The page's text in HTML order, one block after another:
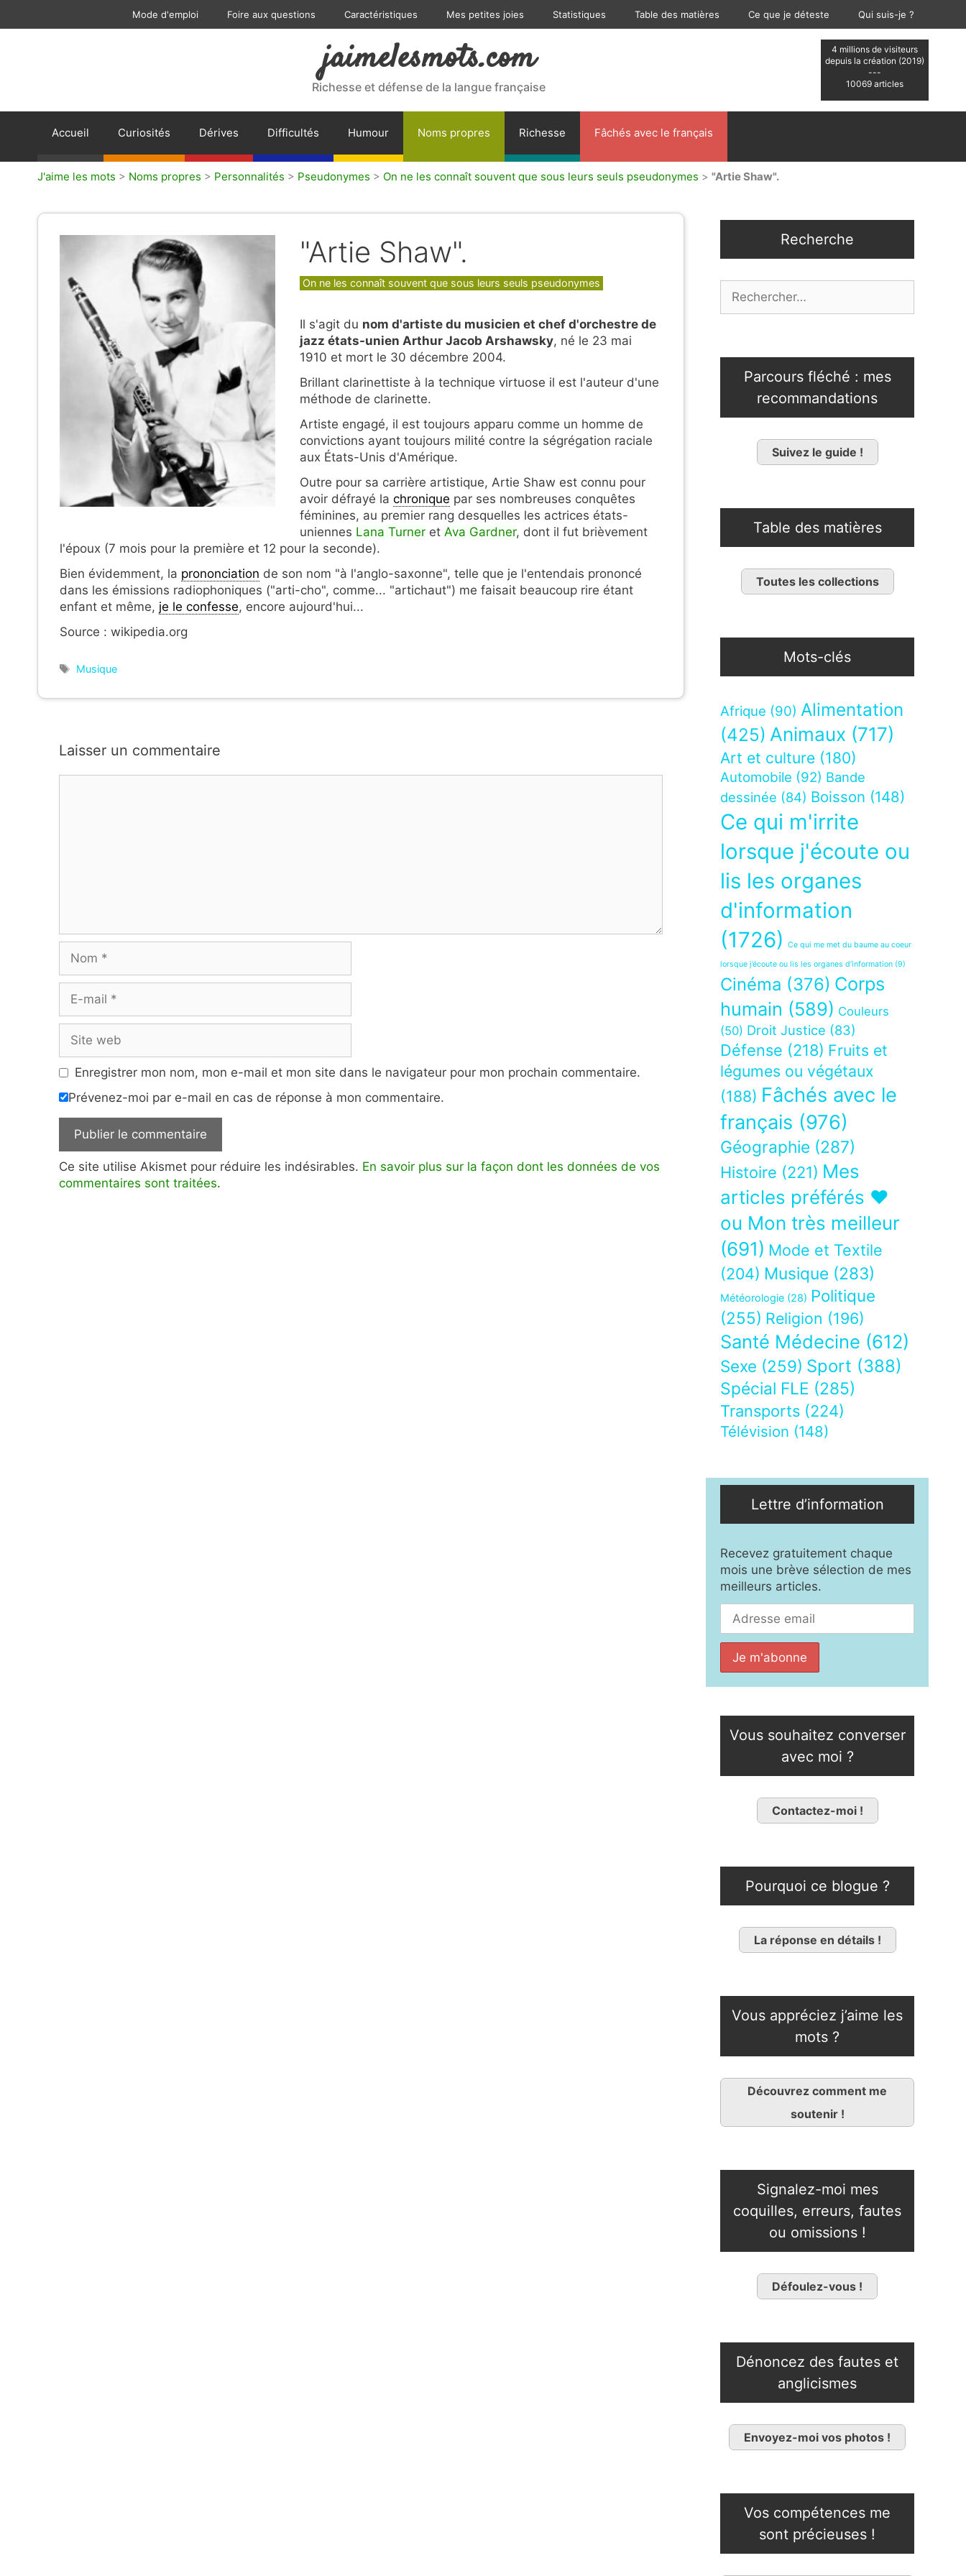
Mode d'emploi Foire aux questions Caractéristiques Mes petites joies Statistiques Table des matières Ce que je déteste Qui suis-je ?
4 millions de visiteurs
depuis la création (2019)
---
10069 articles
jaimelesmots.com
Richesse et défense de la langue française
Accueil Curiosités Dérives Difficultés Humour Noms propres Richesse Fâchés avec le français
J'aime les mots > Noms propres > Personnalités > Pseudonymes > On ne les connaît souvent que sous leurs seuls pseudonymes > "Artie Shaw".
"Artie Shaw".
Catégories
On ne les connaît souvent que sous leurs seuls pseudonymes
Il s'agit du nom d'artiste du musicien et chef d'orchestre de
jazz états-unien Arthur Jacob Arshawsky, né le 23 mai
1910 et mort le 30 décembre 2004.
Brillant clarinettiste à la technique virtuose il est l'auteur d'une
méthode de clarinette.
Artiste engagé, il est toujours apparu comme un homme de
convictions ayant toujours milité contre la ségrégation raciale
aux États-Unis d'Amérique.
Outre pour sa carrière artistique, Artie Shaw est connu pour
avoir défrayé la chronique par ses nombreuses conquêtes
féminines, au premier rang desquelles les actrices états-
uniennes Lana Turner et Ava Gardner, dont il fut brièvement
l'époux (7 mois pour la première et 12 pour la seconde).
Bien évidemment, la prononciation de son nom "à l'anglo-saxonne", telle que je l'entendais prononcé
dans les émissions radiophoniques ("arti-cho", comme... "artichaut") me faisait beaucoup rire étant
enfant et même, je le confesse, encore aujourd'hui...
Source : wikipedia.org
Étiquettes
Musique
Laisser un commentaire
mail
web
Enregistrer mon nom, mon e-mail et mon site dans le navigateur pour mon prochain commentaire.
Prévenez-moi par e-mail en cas de réponse à mon commentaire.
Ce site utilise Akismet pour réduire les indésirables. En savoir plus sur la façon dont les données de vos
commentaires sont traitées.
Recherche
Parcours fléché : mes
recommandations
Suivez le guide !
Table des matières
Toutes les collections
Mots-clés
Afrique (90) Alimentation
(425) Animaux (717)
Art et culture (180)
Automobile (92) Bande
dessinée (84) Boisson (148)
Ce qui m'irrite
lorsque j'écoute ou
lis les organes
d'information
(1726)
Ce qui me met du baume au coeur
lorsque j’écoute ou lis les organes d’information (9)
Cinéma (376) Corps
humain (589) Couleurs
(50) Droit Justice (83)
Défense (218) Fruits et
légumes ou végétaux
(188) Fâchés avec le
français (976)
Géographie (287)
Histoire (221) Mes
articles préférés ❤
ou Mon très meilleur
(691) Mode et Textile
(204) Musique (283)
Météorologie (28) Politique
(255) Religion (196)
Santé Médecine (612)
Sexe (259) Sport (388)
Spécial FLE (285)
Transports (224)
Télévision (148)
Lettre d’information
Recevez gratuitement chaque
mois une brève sélection de mes
meilleurs articles.
Vous souhaitez converser
avec moi ?
Contactez-moi !
Pourquoi ce blogue ?
La réponse en détails !
Vous appréciez j’aime les
mots ?
Découvrez comment me
soutenir !
Signalez-moi mes
coquilles, erreurs, fautes
ou omissions !
Défoulez-vous !
Dénoncez des fautes et
anglicismes
Envoyez-moi vos photos !
Vos compétences me
sont précieuses !